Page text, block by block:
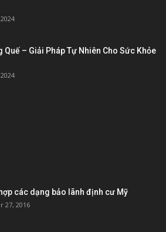
Quế – Giải Pháp Tự Nhiên Cho Sức Khỏe
các dạng bảo lãnh định cư Mỹ
27, 2016